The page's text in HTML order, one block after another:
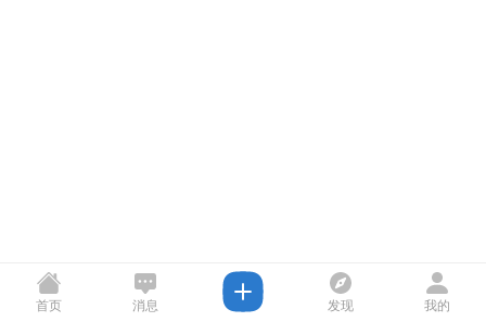
首页 消息 发现 我的